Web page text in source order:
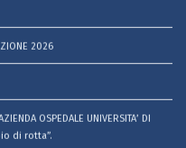
2026
OSPEDALE UNIVERSITA’ DI
di rotta”.